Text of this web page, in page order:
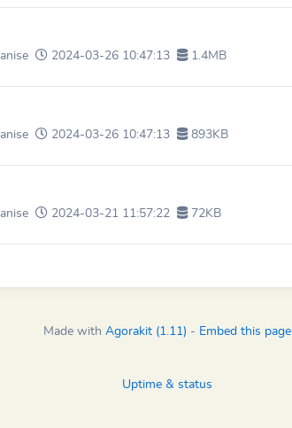
2024-03-26 10:47:13 1.4MB
2024-03-26 10:47:13 893KB
2024-03-21 11:57:22 72KB
Made with Agorakit (1.11) - Embed this page
Uptime & status